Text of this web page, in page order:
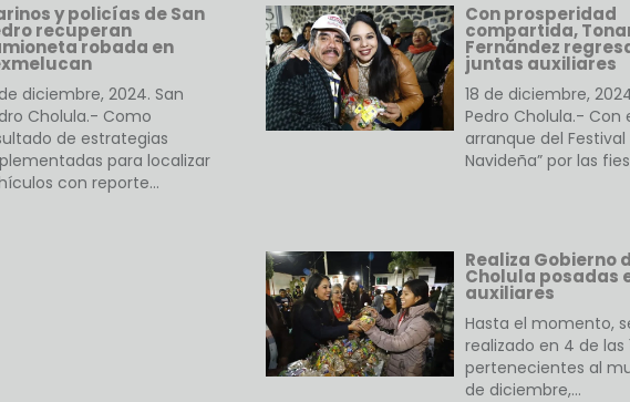
y policías de San
recuperan
robada en
diciembre, 2024. San
Cholula.- Como
de estrategias
para localizar
con reporte…
Con prosperidad
compartida,
Fernández
juntas auxiliares
18 de diciembre,
Pedro Cholula.- Con
arranque del Festival
Navideña” por las
Realiza Gobierno
Cholula posadas
auxiliares
Hasta el momento,
realizado en 4 de las
pertenecientes al
de diciembre,…